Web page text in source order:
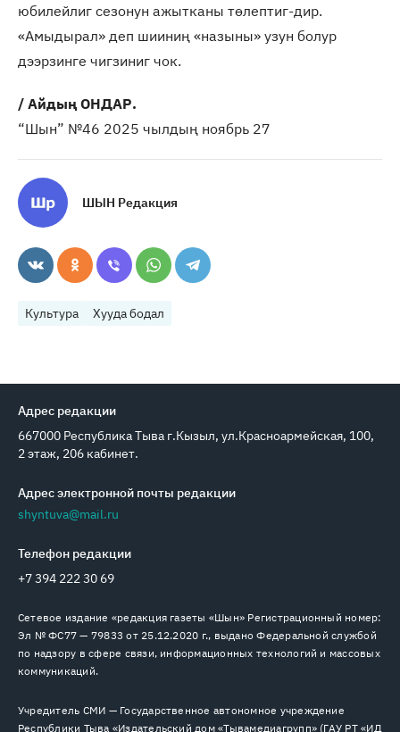
юбилейлиг сезонун ажытканы төлептиг-дир.
«Амыдырал» деп шииниң «назыны» узун болур
дээрзинге чигзиниг чок.
/ Айдың ОНДАР.
“Шын” №46 2025 чылдың ноябрь 27
ШЫН Редакция
Культура Хууда бодал
Адрес редакции
667000 Республика Тыва г.Кызыл, ул.Красноармейская, 100,
2 этаж, 206 кабинет.
Адрес электронной почты редакции
shyntuva@mail.ru
Телефон редакции
+7 394 222 30 69
Сетевое издание «редакция газеты «Шын» Регистрационный номер:
Эл № ФС77 — 79833 от 25.12.2020 г., выдано Федеральной службой
по надзору в сфере связи, информационных технологий и массовых
коммуникаций.
Учредитель СМИ — Государственное автономное учреждение
Республики Тыва «Издательский дом «Тывамедиагрупп» (ГАУ РТ «ИД